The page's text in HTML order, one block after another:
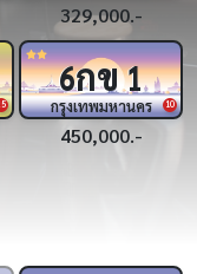
269,000.-
2ขย555
กรุงเทพมหานคร
319,000.-